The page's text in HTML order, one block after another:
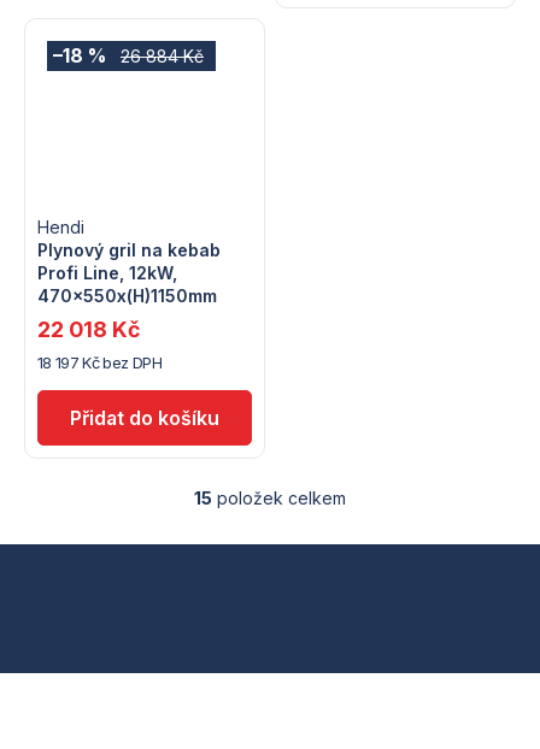
26 884 Kč
–18 %
Plynový gril na kebab
Profi Line, 12kW,
470x550x(H)1150mm
Hendi
18 197 Kč bez DPH
22 018 Kč
O
í
15 položek celkem
p